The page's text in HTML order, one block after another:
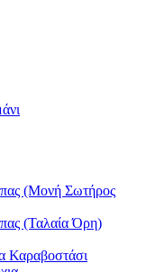
(Μονή Σωτήρος
(Ταλαία Όρη)
Καραβοστάσι